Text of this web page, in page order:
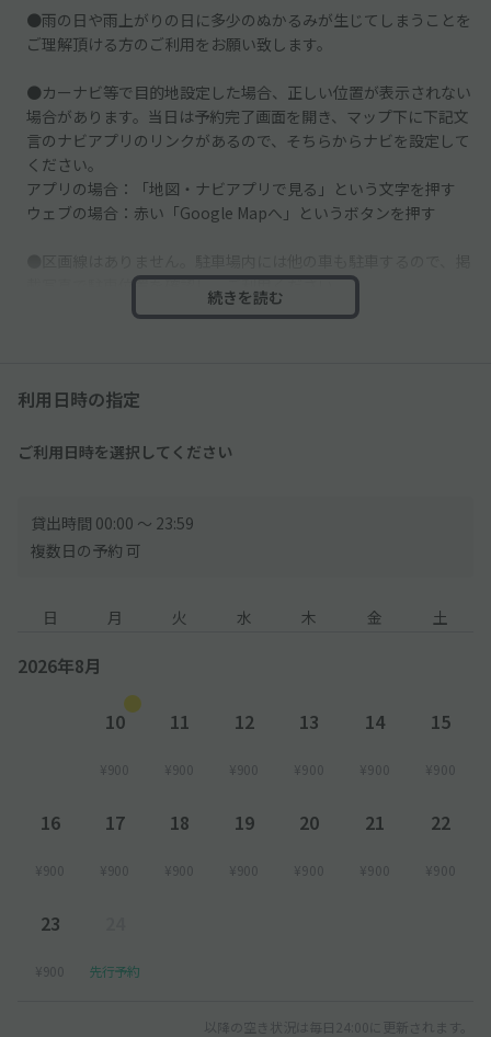
●雨の日や雨上がりの日に多少のぬかるみが生じてしまうことを
ご理解頂ける方のご利用をお願い致します。
●カーナビ等で目的地設定した場合、正しい位置が表示されない
場合があります。当日は予約完了画面を開き、マップ下に下記文
言のナビアプリのリンクがあるので、そちらからナビを設定して
ください。
アプリの場合：「地図・ナビアプリで見る」という文字を押す
ウェブの場合：赤い「Google Mapへ」というボタンを押す
載写真で駐車位置を確認し、ご利用ください。
続きを読む
利用日時の指定
ご利用日時を選択してください
貸出時間 00:00 〜 23:59
複数日の予約 可
日 月 火 水 木 金 土
2026年8月
10
¥900
11
¥900
12
¥900
13
¥900
14
¥900
15
¥900
16
¥900
17
¥900
18
¥900
19
¥900
20
¥900
21
¥900
22
¥900
23
¥900 先行予約
以降の空き状況は毎日24:00に更新されます。